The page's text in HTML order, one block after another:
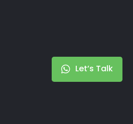
Let’s Talk